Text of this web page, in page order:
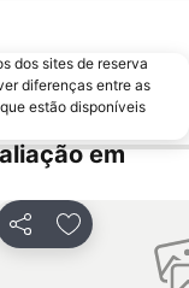
de Palheiros e Zorro
São João do Monte
de Coimbra
dos sites de reserva
diferenças entre as
estão disponíveis
em
PartilharAdicionar